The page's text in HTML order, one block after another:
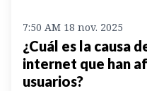
7:50 AM 18 nov. 2025
¿Cuál es la causa
internet que han
usuarios?